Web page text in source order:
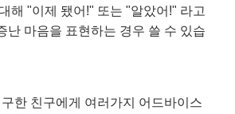
해 "이제 됐어!" 또는 "알았어!" 라고
난 마음을 표현하는 경우 쓸 수 있습
한 친구에게 여러가지 어드바이스